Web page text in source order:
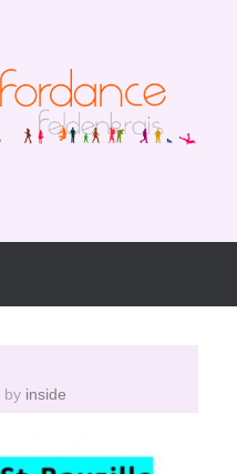
by inside